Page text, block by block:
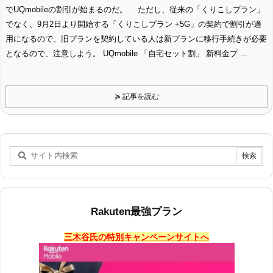
でUQmobileの割引が始まるのだ。 ただし、従来の「くりこしプラン」
でなく、9月2日より開始する「くりこしプラン +5G」の契約で割引が適
用になるので、旧プランを契約している人は新プランに移行手続きが必要
となるので、注意しよう。 UQmobile 「自宅セット割」 新料金プ ...
≽ 記事を読む
Rakuten最強プラン
三木谷氏の特別キャンペーンサイトへ